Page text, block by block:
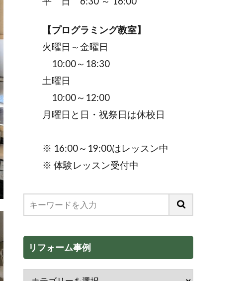
【プログラミング教室】
火曜日～金曜日
10:00～18:30
土曜日
10:00～12:00
月曜日と日・祝祭日は休校日
※ 16:00～19:00はレッスン中
※ 体験レッスン受付中
リフォーム事例